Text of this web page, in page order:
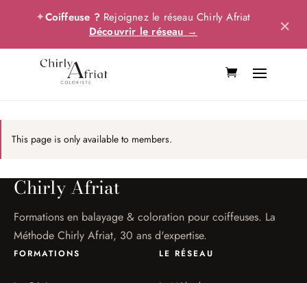
✦Coiffeuse ?Rejoignez le réseau Chirly Afriat
Découvrir le réseau →
×
This page is only available to members.
Chirly Afriat
Formations en balayage & coloration pour coiffeuses. La
Méthode Chirly Afriat, 30 ans d'expertise.
FORMATIONS LE RÉSEAU